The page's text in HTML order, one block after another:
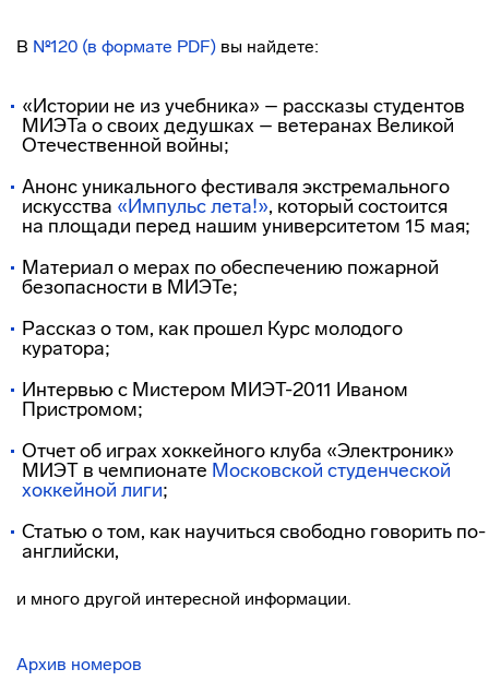
В №120 (в формате PDF) вы найдете:
«Истории не из учебника» – рассказы студентов
МИЭТа о своих дедушках – ветеранах Великой
Отечественной войны;
Анонс уникального фестиваля экстремального
искусства «Импульс лета!», который состоится
на площади перед нашим университетом 15 мая;
Материал о мерах по обеспечению пожарной
безопасности в МИЭТе;
Рассказ о том, как прошел Курс молодого
куратора;
Интервью с Мистером МИЭТ-2011 Иваном
Пристромом;
Отчет об играх хоккейного клуба «Электроник»
МИЭТ в чемпионате Московской студенческой
хоккейной лиги;
Статью о том, как научиться свободно говорить по-
английски,
и много другой интересной информации.
Архив номеров